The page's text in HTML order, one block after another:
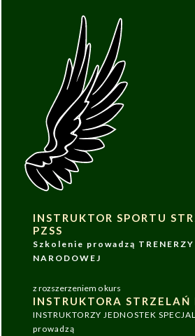
INSTRUKTOR SPORTU
PZSS
Szkolenie prowadzą TRENERZY
NARODOWEJ
z rozszerzeniem o kurs
INSTRUKTORA STRZELAŃ
INSTRUKTORZY JEDNOSTEK
prowadzą